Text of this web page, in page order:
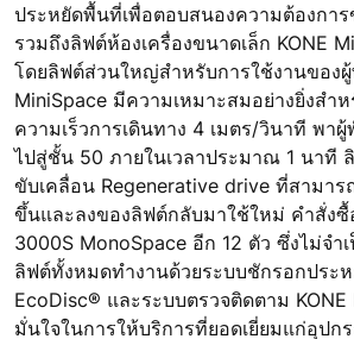
ประหยัดพื้นที่เพื่อตอบสนองความต้องกา
รวมถึงลิฟต์ห้องเครื่องขนาดเล็ก KONE
โดยลิฟต์ส่วนใหญ่สำหรับการใช้งานของ
MiniSpace มีความเหมาะสมอย่างยิ่งสำ
ความเร็วการเดินทาง 4 เมตร/วินาที พา
ไปสู่ชั้น 50 ภายในเวลาประมาณ 1 นาที
ขับเคลื่อน Regenerative drive ที่สามาร
ขึ้นและลงของลิฟต์กลับมาใช้ใหม่ คำสั่งซื้
3000S MonoSpace อีก 12 ตัว ซึ่งไม่จำ
ลิฟต์ทั้งหมดทำงานด้วยระบบชักรอกประห
EcoDisc® และระบบตรวจติดตาม
มั่นใจในการให้บริการที่ยอดเยี่ยมแก่อุปก